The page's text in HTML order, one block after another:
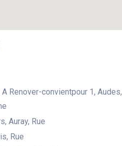
Renover-convientpour 1, Audes,
Auray, Rue
Rue